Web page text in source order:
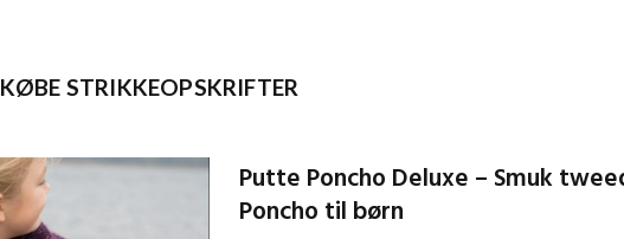
KØBE STRIKKEOPSKRIFTER
Putte Poncho Deluxe – Smuk
Poncho til børn